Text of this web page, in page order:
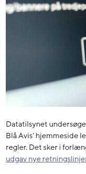
Datatilsynet
Blå Avis' hjemmeside
regler. Det sker i
udgav nye